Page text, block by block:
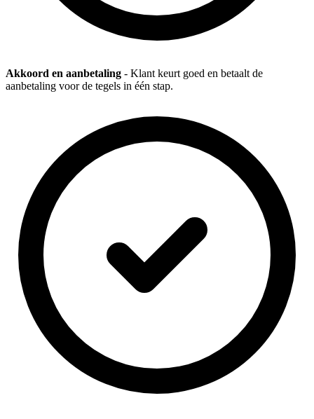
Akkoord en aanbetaling - Klant keurt goed en betaalt de
aanbetaling voor de tegels in één stap.